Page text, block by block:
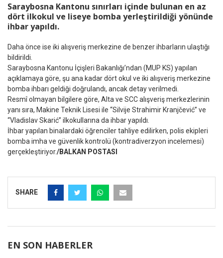
Saraybosna Kantonu sınırları içinde bulunan en az
dört ilkokul ve liseye bomba yerleştirildiği yönünde
ihbar yapıldı.
Daha önce ise iki alışveriş merkezine de benzer ihbarların ulaştığı
bildirildi.
Saraybosna Kantonu İçişleri Bakanlığı’ndan (MUP KS) yapılan
açıklamaya göre, şu ana kadar dört okul ve iki alışveriş merkezine
bomba ihbarı geldiği doğrulandı, ancak detay verilmedi.
Resmî olmayan bilgilere göre, Alta ve SCC alışveriş merkezlerinin
yanı sıra, Makine Teknik Lisesi ile “Silvije Strahimir Kranjčević” ve
“Vladislav Skarić” ilkokullarına da ihbar yapıldı.
İhbar yapılan binalardaki öğrenciler tahliye edilirken, polis ekipleri
bomba imha ve güvenlik kontrolü (kontradiverzyon incelemesi)
gerçekleştiriyor./BALKAN POSTASI
SHARE
EN SON HABERLER